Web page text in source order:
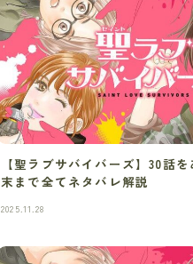
【聖ラブサバイバーズ】30話
末まで全てネタバレ解説
2025.11.28